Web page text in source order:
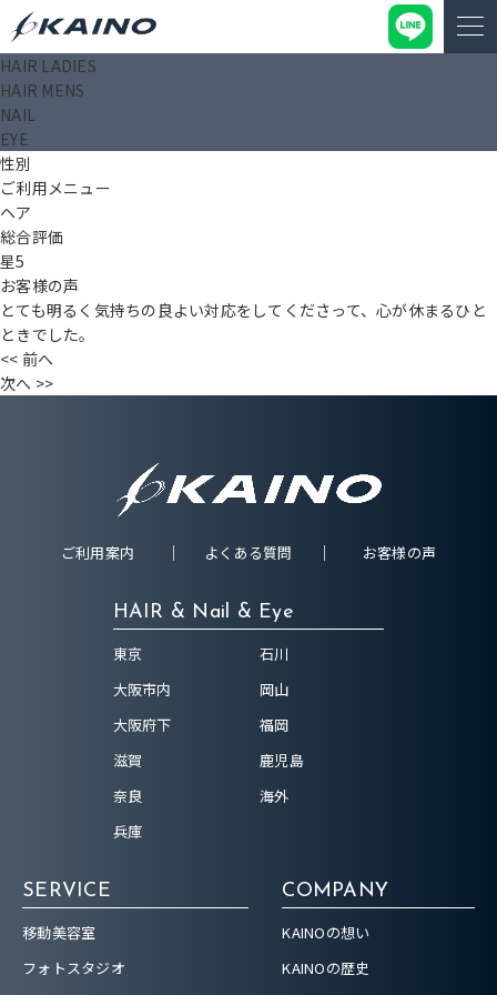
HAIR LADIES
HAIR MENS
NAIL
EYE
石田 恵子
投稿日： 2024.12.13
タイトル（〇〇様）
年齢
性別
ご利用メニュー
ヘア
総合評価
星5
お客様の声
とても明るく気持ちの良よい対応をしてくださって、心が休まるひと
ときでした。
<< 前へ
次へ >>
ご利用案内 よくある質問 お客様の声
HAIR & Nail & Eye
東京
大阪市内
大阪府下
滋賀
奈良
兵庫
石川
岡山
福岡
鹿児島
海外
SERVICE
移動美容室
フォトスタジオ
COMPANY
KAINOの想い
KAINOの歴史